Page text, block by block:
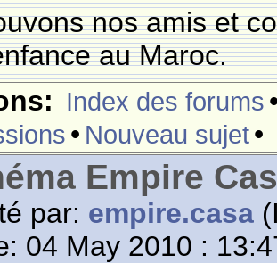
nos amis et
au Maroc.
Index des forums
• Nouveau sujet•
Empire
par: empire.casa
04 May 2010 :